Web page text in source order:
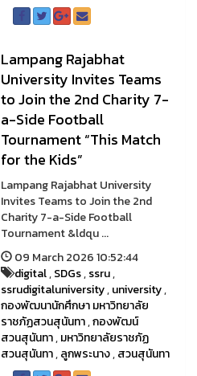
Lampang Rajabhat
University Invites Teams
to Join the 2nd Charity 7-
a-Side Football
Tournament “This Match
for the Kids”
Lampang Rajabhat University
Invites Teams to Join the 2nd
Charity 7-a-Side Football
Tournament &ldqu ...
09 March 2026 10:52:44
digital,SDGs,ssru,
ssrudigitaluniversity,university,
กองพัฒนานักศึกษา มหาวิทยาลัย
ราชภัฏสวนสุนันทา,กองพัฒน์
สวนสุนันทา,มหาวิทยาลัยราชภัฏ
สวนสุนันทา,ลูกพระนาง,สวนสุนันทา